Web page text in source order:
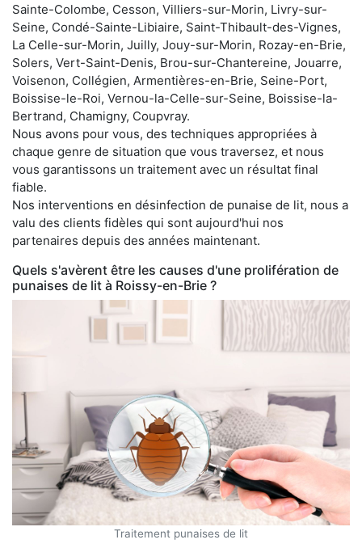
Sainte-Colombe, Cesson, Villiers-sur-Morin, Livry-sur-
Seine, Condé-Sainte-Libiaire, Saint-Thibault-des-Vignes,
La Celle-sur-Morin, Juilly, Jouy-sur-Morin, Rozay-en-Brie,
Solers, Vert-Saint-Denis, Brou-sur-Chantereine, Jouarre,
Voisenon, Collégien, Armentières-en-Brie, Seine-Port,
Boissise-le-Roi, Vernou-la-Celle-sur-Seine, Boissise-la-
Bertrand, Chamigny, Coupvray.
Nous avons pour vous, des techniques appropriées à
chaque genre de situation que vous traversez, et nous
vous garantissons un traitement avec un résultat final
fiable.
Nos interventions en désinfection de punaise de lit, nous a
valu des clients fidèles qui sont aujourd'hui nos
partenaires depuis des années maintenant.
Quels s'avèrent être les causes d'une prolifération de
punaises de lit à Roissy-en-Brie ?
Traitement punaises de lit